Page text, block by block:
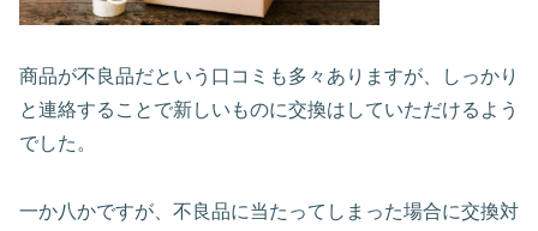
商品が不良品だという口コミも多々ありますが、しっかり
と連絡することで新しいものに交換はしていただけるよう
でした。
一か八かですが、不良品に当たってしまった場合に交換対